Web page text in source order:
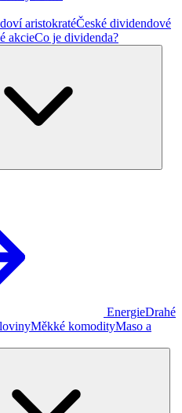
aristokratéČeské dividendové
akcieCo je dividenda?
EnergieDrahé
Měkké komodityMaso a